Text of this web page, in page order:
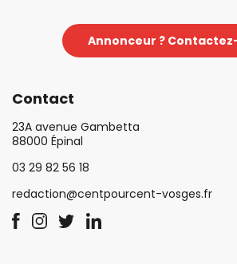
Annonceur ?
Contact
23A avenue Gambetta
88000 Épinal
03 29 82 56 18
redaction@centpourcent-vosges.fr